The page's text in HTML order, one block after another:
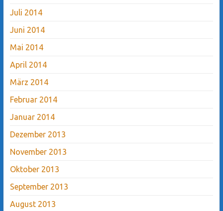
Juli 2014
Juni 2014
Mai 2014
April 2014
März 2014
Februar 2014
Januar 2014
Dezember 2013
November 2013
Oktober 2013
September 2013
August 2013